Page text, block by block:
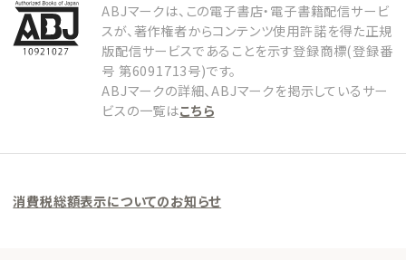
ABJマークは、この電子書店・電子書籍配信サービ
スが、著作権者からコンテンツ使用許諾を得た正規
版配信サービスであることを示す登録商標(登録番
号 第6091713号)です。
ABJマークの詳細、ABJマークを掲示しているサー
ビスの一覧はこちら
消費税総額表示についてのお知らせ